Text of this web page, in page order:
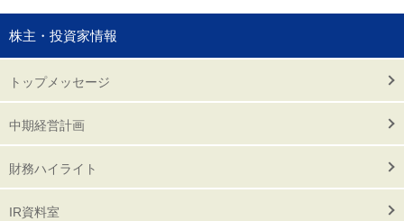
株主・投資家情報
トップメッセージ
中期経営計画
財務ハイライト
IR資料室